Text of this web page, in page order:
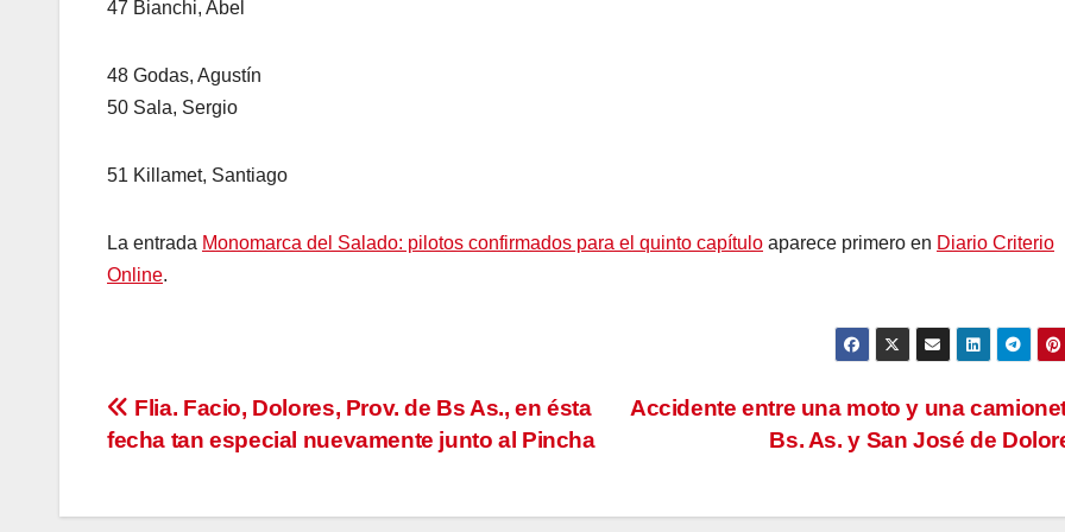
47 Bianchi, Abel
48 Godas, Agustín
50 Sala, Sergio
51 Killamet, Santiago
La entrada Monomarca del Salado: pilotos confirmados para el quinto capítulo aparece primero en Diario Criterio
Online.
Navegación
entradas
Accidente entre una moto y una
Bs. As. y San José de
Flia. Facio, Dolores, Prov. de Bs As., en ésta
fecha tan especial nuevamente junto al Pincha